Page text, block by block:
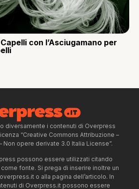
con l’Asciugamano per
diversamente i contenuti di Overpress
“Creative Commons Attribuzione –
Non opere derivate 3.0 Italia License”.
possono essere utilizzati citando
fonte. Si prega di inserire inoltre un
o alla pagina dell’articolo. In
di Overpress.it possono essere